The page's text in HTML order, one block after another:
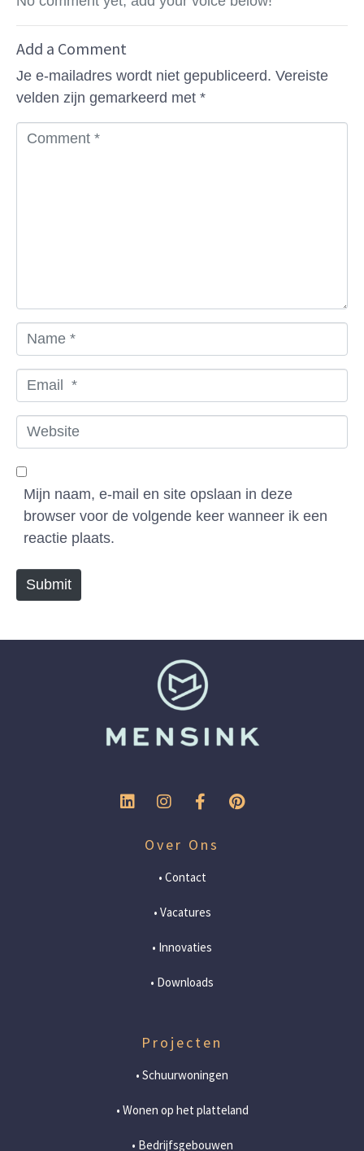
Add a Comment
Je e-mailadres wordt niet gepubliceerd. Vereiste
velden zijn gemarkeerd met *
a
m
e
*
m
a
i
l
W
e
b
Mijn naam, e-mail en site opslaan in deze
browser voor de volgende keer wanneer ik een
reactie plaats.
Submit
Over Ons
• Contact
• Vacatures
• Innovaties
• Downloads
Projecten
• Schuurwoningen
• Wonen op het platteland
• Bedrijfsgebouwen